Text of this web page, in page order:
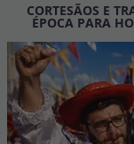
CORTESÃOS E
ÉPOCA PARA